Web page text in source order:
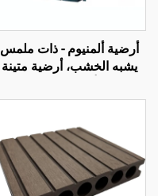
أرضية ألمنيوم - ذات ملمس
يشبه الخشب، أرضية متينة